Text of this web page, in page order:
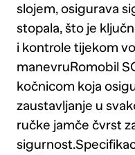
slojem, osigurava
stopala, što je
i kontrole tijekom
manevruRomobil
kočnicom koja
zaustavljanje u
ručke jamče čvrst